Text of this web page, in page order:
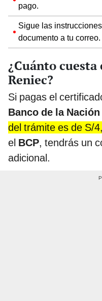
pago.
Sigue las
documento a tu correo.
¿Cuánto
Reniec?
Si pagas el
Banco de la Nación
del trámite es de S/
el BCP, tendrás un
adicional.